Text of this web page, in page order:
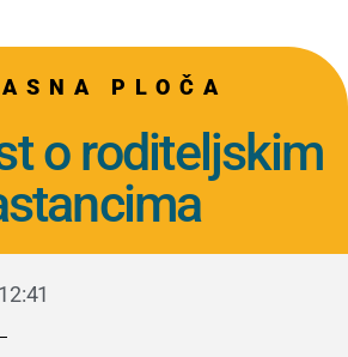
PLOČA
o roditeljskim
12:41